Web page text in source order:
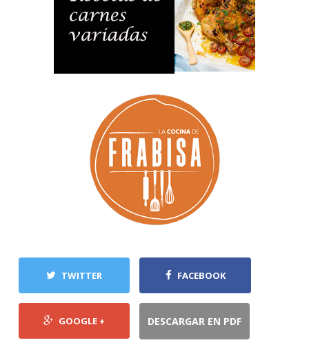
TWITTER FACEBOOK
GOOGLE + DESCARGAR EN PDF